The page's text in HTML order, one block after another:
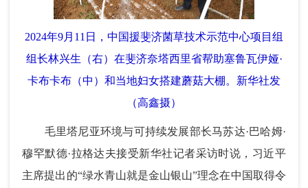
2024年9月11日，中国援斐济菌草技术示范中心项目组
组长林兴生（右）在斐济奈塔西里省帮助塞鲁瓦伊娅·
卡布卡布（中）和当地妇女搭建蘑菇大棚。新华社发
（高鑫摄）
毛里塔尼亚环境与可持续发展部长马苏达·巴哈姆·
穆罕默德·拉格达夫接受新华社记者采访时说，习近平
主席提出的“绿水青山就是金山银山”理念在中国取得令